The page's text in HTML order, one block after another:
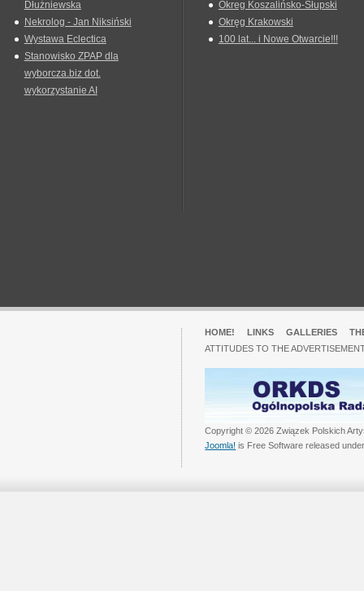
Dłużniewska
Nekrolog - Jan Niksiński
Wystawa Eclectica
Stanowisko ZPAP dla
wyborcza.biz dot.
wykorzystanie AI
Okreg Koszalińsko-Słupski
Okręg Krakowski
100 lat... i Nowe Otwarcie!!!
HOME! LINKS GALLERIES
ATTITUDES TO THE
Copyright © 2026 Związek Polskich
Joomla! is Free Software released